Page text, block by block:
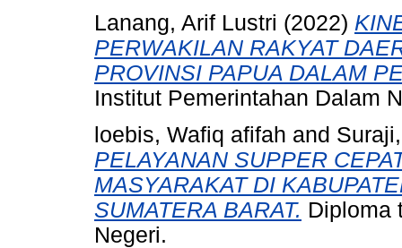
Lanang, Arif Lustri (2022)
PERWAKILAN RAKYAT
PROVINSI PAPUA DALAM
Institut Pemerintahan Dalam
loebis, Wafiq afifah and
PELAYANAN SUPPER
MASYARAKAT DI
SUMATERA BARAT. Diploma
Negeri.